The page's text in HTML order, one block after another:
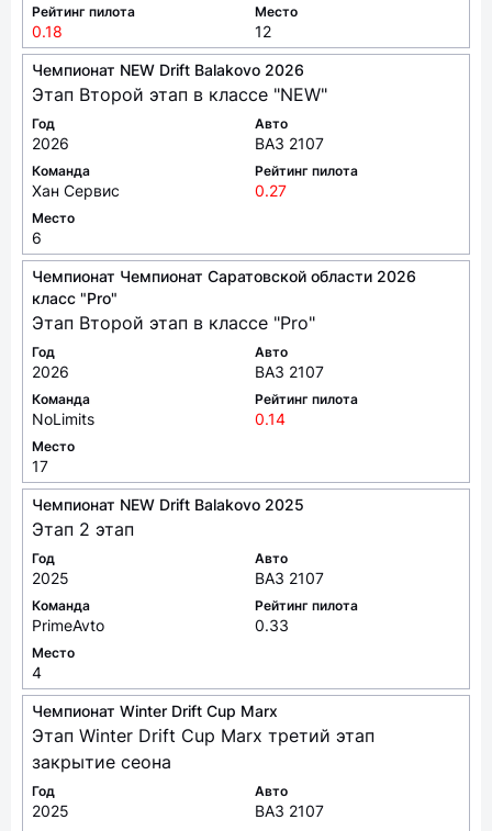
Чемпионат NEW Drift Balakovo 2026
Этап Второй этап в классе "NEW"
Год
2026
Авто
ВАЗ 2107
Команда
Хан Сервис
Рейтинг пилота
0.27
Место
6
Чемпионат Чемпионат Саратовской области 2026
класс "Pro"
Этап Второй этап в классе "Pro"
Год
2026 ВАЗ 2107
Команда
NoLimits
Рейтинг пилота
0.14
Место
17
Чемпионат NEW Drift Balakovo 2025
Этап 2 этап
Год
2025
Авто
Команда
PrimeAvto
Рейтинг пилота
0.33
Место
4
Чемпионат Winter Drift Cup Marx
Этап Winter Drift Cup Marx третий этап
закрытие сеона
Год
2025
Авто
Рейтинг пилота
0.1
Место
32